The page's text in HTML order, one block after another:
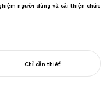
hiệu bánh kẹo với JR East
sự yêu thích, thúc đẩy phục hồi
người dùng và cải thiện chức
Chỉ cần thiết